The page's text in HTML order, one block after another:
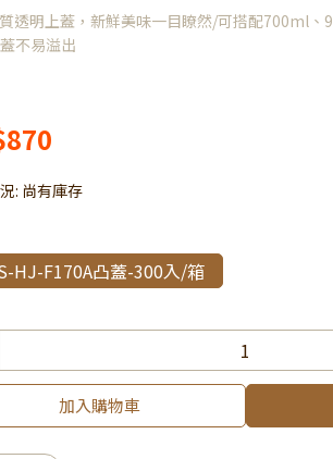
透明上蓋，新鮮美味一目瞭然/可搭配700ml、
不易溢出
: 尚有庫存
HJ-F170A凸蓋-300入/箱
加入購物車